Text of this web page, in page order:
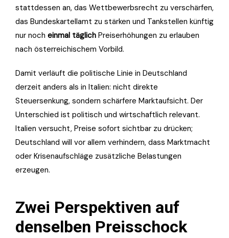
stattdessen an, das Wettbewerbsrecht zu verschärfen,
das Bundeskartellamt zu stärken und Tankstellen künftig
nur noch einmal täglich Preiserhöhungen zu erlauben
nach österreichischem Vorbild.
Damit verläuft die politische Linie in Deutschland
derzeit anders als in Italien: nicht direkte
Steuersenkung, sondern schärfere Marktaufsicht. Der
Unterschied ist politisch und wirtschaftlich relevant.
Italien versucht, Preise sofort sichtbar zu drücken;
Deutschland will vor allem verhindern, dass Marktmacht
oder Krisenaufschläge zusätzliche Belastungen
erzeugen.
Zwei Perspektiven auf
denselben Preisschock